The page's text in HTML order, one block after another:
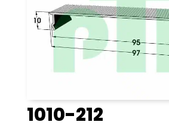
1010-212